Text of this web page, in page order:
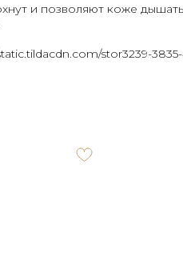
и позволяют коже
stor3239-